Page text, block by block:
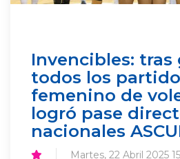
Invencibles: tras
todos los
femenino de
logró pase
nacionales
Martes, 22 Abril 2025